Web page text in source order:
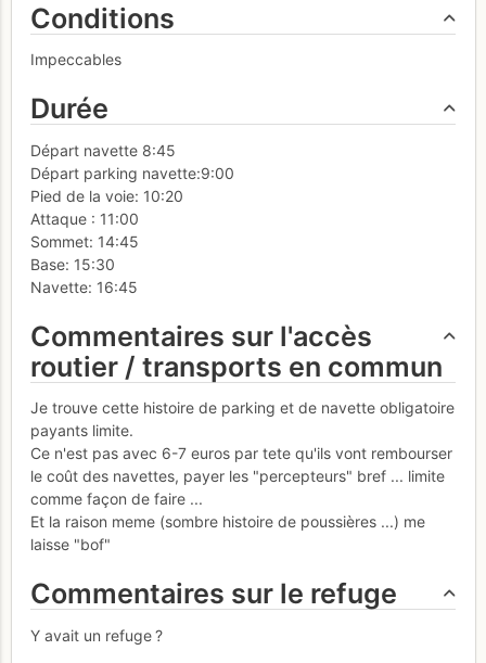
Conditions
Impeccables
Durée
Départ navette 8:45
Départ parking navette:9:00
Pied de la voie: 10:20
Attaque : 11:00
Sommet: 14:45
Base: 15:30
Navette: 16:45
Commentaires sur l'accès
routier / transports en commun
Je trouve cette histoire de parking et de navette obligatoire
payants limite.
Ce n'est pas avec 6-7 euros par tete qu'ils vont rembourser
le coût des navettes, payer les "percepteurs" bref ... limite
comme façon de faire ...
Et la raison meme (sombre histoire de poussières ...) me
laisse "bof"
Commentaires sur le refuge
Y avait un refuge ?